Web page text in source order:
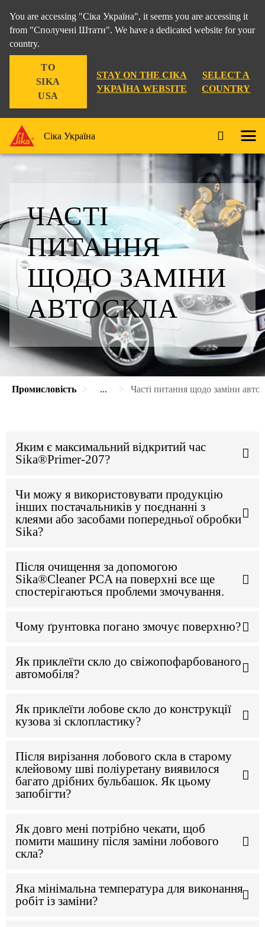
You are accessing "Сіка Україна", it seems you are accessing it
from "Сполучені Штати". We have a dedicated website for your
country.
TO
SIKA
USA
STAY ON THE СІКА
УКРАЇНА WEBSITE
SELECT A
COUNTRY
Сіка Україна
ЧАСТІ
ПИТАННЯ
ЩОДО ЗАМІНИ
АВТОСКЛА
Промисловість ... Часті питання щодо заміни
Яким є максимальний відкритий час
Sika®Primer-207?
Чи можу я використовувати продукцію
інших постачальників у поєднанні з
клеями або засобами попередньої обробки
Sika?
Після очищення за допомогою
Sika®Cleaner PCA на поверхні все ще
спостерігаються проблеми змочування.
Чому ґрунтовка погано змочує поверхню?
Як приклеїти скло до свіжопофарбованого
автомобіля?
Як приклеїти лобове скло до конструкції
кузова зі склопластику?
Після вирізання лобового скла в старому
клейовому шві поліуретану виявилося
багато дрібних бульбашок. Як цьому
запобігти?
Як довго мені потрібно чекати, щоб
помити машину після заміни лобового
скла?
Яка мінімальна температура для виконання
робіт із заміни?